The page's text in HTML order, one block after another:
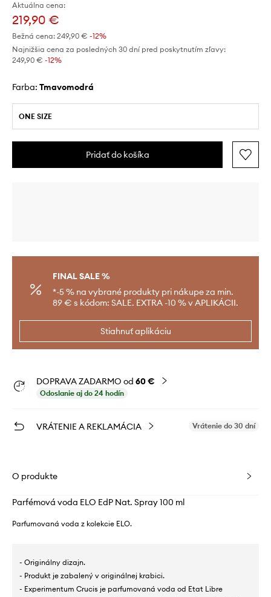
Aktuálna cena:
219,90 €
Bežná cena: 249,90 € -12%
Najnižšia cena za posledných 30 dní pred poskytnutím zľavy:
249,90 € -12%
Farba: tmavomodrá
ONE SIZE
Pridať do košíka
FINAL SALE %
*-5 % na vybrané produkty pri nákupe za min.
89 € s kódom: SALE. EXTRA -10 % v APLIKÁCII.
Stiahnuť aplikáciu
DOPRAVA ZADARMO od 60 €
Odoslanie aj do 24 hodín
VRÁTENIE A REKLAMÁCIA Vrátenie do 30 dní
O produkte
Parfémová voda ELO EdP Nat. Spray 100 ml
Parfumovaná voda z kolekcie ELO.
- Originálny dizajn.
- Produkt je zabalený v originálnej krabici.
- Experimentum Crucis je parfumovaná voda od Etat Libre